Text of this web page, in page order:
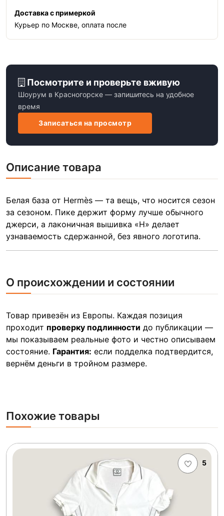
Доставка с примеркой
Курьер по Москве, оплата после
Посмотрите и проверьте вживую
Шоурум в Красногорске — запишитесь на удобное
время
Записаться на просмотр
Описание товара
Белая база от Hermès — та вещь, что носится сезон
за сезоном. Пике держит форму лучше обычного
джерси, а лаконичная вышивка «H» делает
узнаваемость сдержанной, без явного логотипа.
О происхождении и состоянии
Товар привезён из Европы. Каждая позиция
проходит проверку подлинности до публикации —
мы показываем реальные фото и честно описываем
состояние. Гарантия: если подделка подтвердится,
вернём деньги в тройном размере.
Похожие товары
5